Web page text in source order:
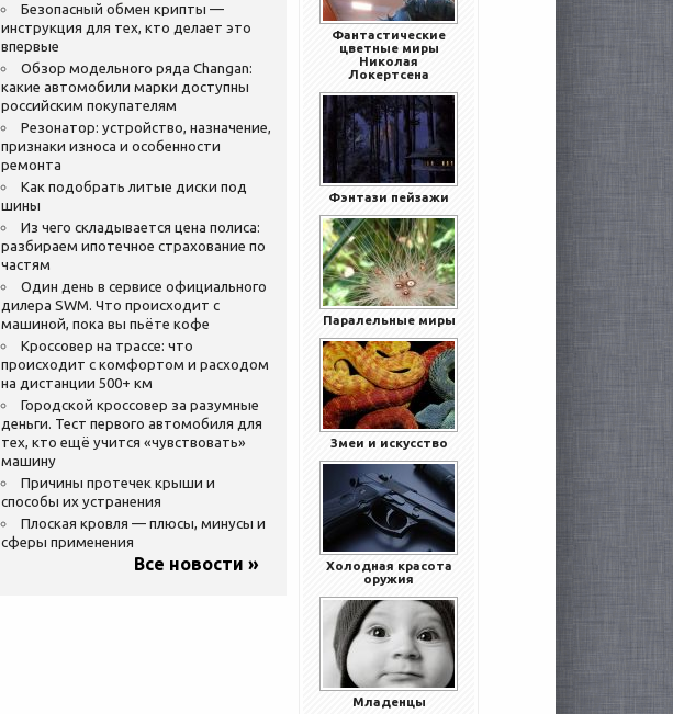
Безопасный обмен крипты —
инструкция для тех, кто делает это
впервые
Обзор модельного ряда Changan:
какие автомобили марки доступны
российским покупателям
Резонатор: устройство, назначение,
признаки износа и особенности
ремонта
Как подобрать литые диски под
шины
Из чего складывается цена полиса:
разбираем ипотечное страхование по
частям
Один день в сервисе официального
дилера SWM. Что происходит с
машиной, пока вы пьёте кофе
Кроссовер на трассе: что
происходит с комфортом и расходом
на дистанции 500+ км
Городской кроссовер за разумные
деньги. Тест первого автомобиля для
тех, кто ещё учится «чувствовать»
машину
Причины протечек крыши и
способы их устранения
Плоская кровля — плюсы, минусы и
сферы применения
Все новости »
Фантастические
цветные миры
Николая
Локертсена
Фэнтази пейзажи
Паралельные миры
Змеи и искусство
Холодная красота
оружия
Младенцы